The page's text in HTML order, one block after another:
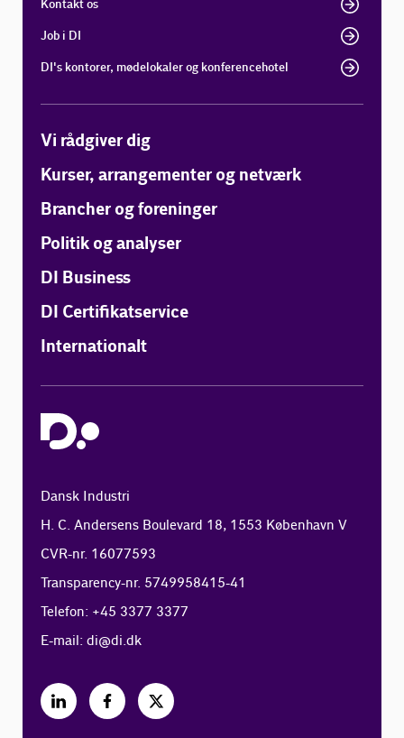
Kontakt os
Job i DI
DI's kontorer, mødelokaler og konferencehotel
Vi rådgiver dig
Kurser, arrangementer og netværk
Brancher og foreninger
Politik og analyser
DI Business
DI Certifikatservice
Internationalt
Dansk Industri
H. C. Andersens Boulevard 18, 1553 København V
CVR-nr. 16077593
Transparency-nr. 5749958415-41
Telefon: +45 3377 3377
E-mail:di@di.dk